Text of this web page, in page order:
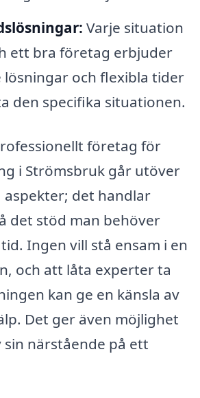
Varje situation
ett bra företag erbjuder
lösningar och flexibla tider
den specifika situationen.
företag för
i Strömsbruk går utöver
aspekter; det handlar
det stöd man behöver
Ingen vill stå ensam i en
och att låta experter ta
kan ge en känsla av
Det ger även möjlighet
närstående på ett